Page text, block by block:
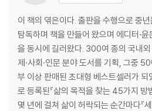
이 책의 엮은이다. 출판을 수행으로 중
탐독하며 책을 만들어 왔으며 에디터·윤
을 동시에 길러왔다. 300여 종의 국내외
제·사회·인문 분야 도서를 기획, 그중
부 이상 판매된 초대형 베스트셀러가 되
로 등록된『삶의 목적을 찾는 45가지 방
몇 년에 걸쳐 삶이 허락되는 순간마다『